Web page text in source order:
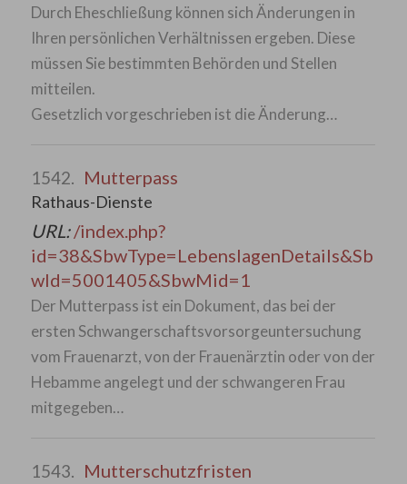
Durch Eheschließung können sich Änderungen in
Ihren persönlichen Verhältnissen ergeben. Diese
müssen Sie bestimmten Behörden und Stellen
mitteilen.
Gesetzlich vorgeschrieben ist die Änderung…
1542. Mutterpass
Rathaus-Dienste
URL:/index.php?
id=38&SbwType=LebenslagenDetails&Sb
wId=5001405&SbwMid=1
Der Mutterpass ist ein Dokument, das bei der
ersten Schwangerschaftsvorsorgeuntersuchung
vom Frauenarzt, von der Frauenärztin oder von der
Hebamme angelegt und der schwangeren Frau
mitgegeben…
1543. Mutterschutzfristen